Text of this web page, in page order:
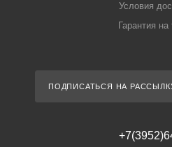
Условия
Гарантия на
ПОДПИСАТЬСЯ НА